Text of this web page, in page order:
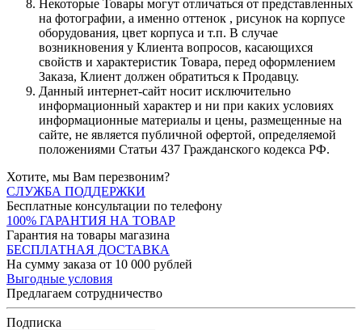
Некоторые Товары могут отличаться от представленных
на фотографии, а именно оттенок , рисунок на корпусе
оборудования, цвет корпуса и т.п. В случае
возникновения у Клиента вопросов, касающихся
свойств и характеристик Товара, перед оформлением
Заказа, Клиент должен обратиться к Продавцу.
Данный интернет-сайт носит исключительно
информационный характер и ни при каких условиях
информационные материалы и цены, размещенные на
сайте, не является публичной офертой, определяемой
положениями Статьи 437 Гражданского кодекса РФ.
Хотите, мы Вам перезвоним?
СЛУЖБА ПОДДЕРЖКИ
Бесплатные консультации по телефону
100% ГАРАНТИЯ НА ТОВАР
Гарантия на товары магазина
БЕСПЛАТНАЯ ДОСТАВКА
На сумму заказа от 10 000 рублей
Выгодные условия
Предлагаем сотрудничество
Подписка